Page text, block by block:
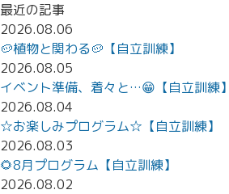
最近の記事
2026.08.06
🥔植物と関わる🥔【自立訓練】
2026.08.05
イベント準備、着々と…😁【自立訓練】
2026.08.04
☆お楽しみプログラム☆【自立訓練】
2026.08.03
🌻8月プログラム【自立訓練】
2026.08.02